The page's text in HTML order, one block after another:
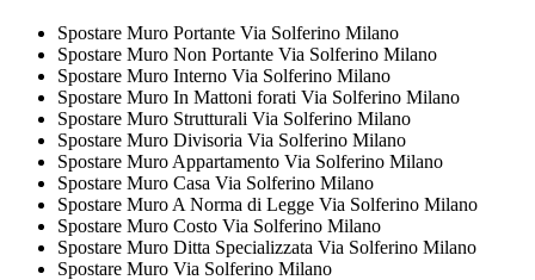
Spostare Muro Portante Via Solferino Milano
Spostare Muro Non Portante Via Solferino Milano
Spostare Muro Interno Via Solferino Milano
Spostare Muro In Mattoni forati Via Solferino Milano
Spostare Muro Strutturali Via Solferino Milano
Spostare Muro Divisoria Via Solferino Milano
Spostare Muro Appartamento Via Solferino Milano
Spostare Muro Casa Via Solferino Milano
Spostare Muro A Norma di Legge Via Solferino Milano
Spostare Muro Costo Via Solferino Milano
Spostare Muro Ditta Specializzata Via Solferino Milano
Spostare Muro Via Solferino Milano